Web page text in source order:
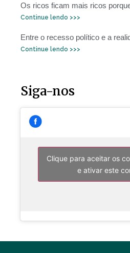
Os ricos ficam mais ricos
Continue lendo >>>
Entre o recesso político e a
Continue lendo >>>
Siga-nos
Clique para aceitar os
e ativar este